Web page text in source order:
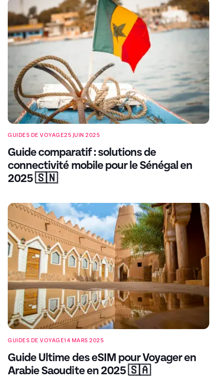
GUIDES DE VOYAGE25 JUIN 2025
Guide comparatif : solutions de
connectivité mobile pour le Sénégal en
2025 🇸🇳
GUIDES DE VOYAGE14 MARS 2025
Guide Ultime des eSIM pour Voyager en
Arabie Saoudite en 2025 🇸🇦